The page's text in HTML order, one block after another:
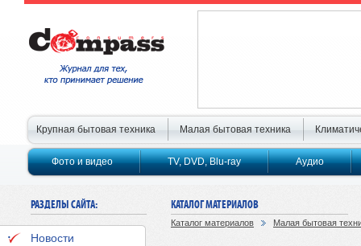
РАЗДЕЛЫ САЙТА:
Новости
КАТАЛОГ МАТЕРИАЛОВ
Каталог материалов Малая бытовая
Крупная бытовая техника Малая бытовая техника
Фото и видео TV, DVD, Blu-ray Аудио